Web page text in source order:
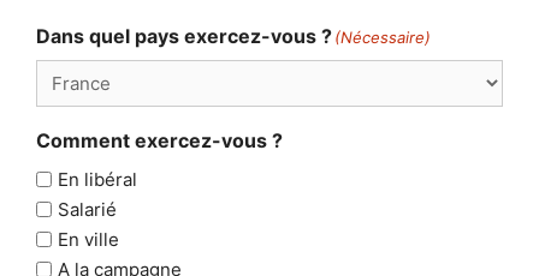
Dans quel pays exercez-vous ?(Nécessaire)
Comment exercez-vous ?
En libéral
Salarié
En ville
A la campagne